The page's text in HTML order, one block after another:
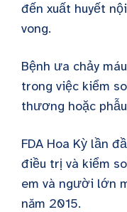
đến xuất huyết
vong.
Bệnh ưa chảy
trong việc kiểm
thương hoặc
FDA Hoa Kỳ lần
điều trị và kiểm
em và người lớn
năm 2015.